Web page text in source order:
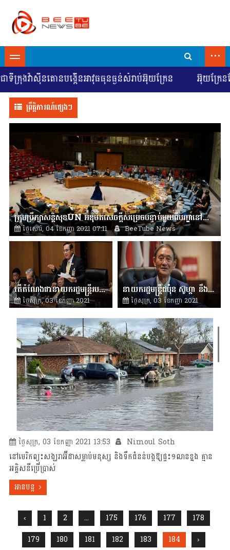
...
ក្រុងវ៉ាស៊ីនតោនបង្កើនអាវុធធុនធ្ងន់សំរាប់អ៊ុយក្រែន អ៊ុយក្រែ
ព្រឹត្តិការណ៍ផ្សេងៗ
ក្រុមប្រឹក្សាសន្តិសុខUN អនុម័តសេចក្តីសម្រេចបន្ទាប់មួយពីបញ្ហានៅអាហ្វហ្គានិស្ថាន
ថ្ងៃសៅរ៍, 04 ខែកញ្ញា 2021 07:11 BeeTube News
តើតំណែងជានាយករដ្ឋមន្ត្រីរបស់លោក ប្រាយុទ្ធ និងរដ្ឋមន្រ្តី៥រូបទៀតអាចរក្សាតំណែងបានដែរឬទេ?
ថ្ងៃសុក្រ, 03 ខែកញ្ញា 2021
នាយករដ្ឋមន្ត្រីជប៉ុន ស៊ូហ្កា នឹងចុះចេញពីតំណែងនៅចុងខែនេះ
ថ្ងៃសុក្រ, 03 ខែកញ្ញា 2021
ថ្ងៃសុក្រ, 03 ខែកញ្ញា 2021 13:53 Nimoul Soth
នៅមេរិកព្យុះសង្ឃរាអ៊ីដាសម្លាប់មនុស្ស និងទឹកជំនន់បង្កឱ្យផ្ទះ១លានខ្នង គ្មាន
អគ្គិសនីប្រើប្រាស់
អានបន្ត
‹ 1 2 ... 175 176 177
178
179
180 181 182 183 184 ›